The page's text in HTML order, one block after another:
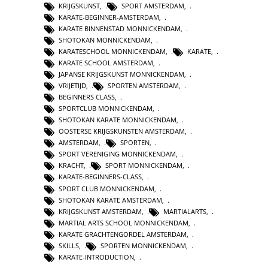
KRIJGSKUNST
SPORT AMSTERDAM
KARATE-BEGINNER-AMSTERDAM
KARATE BINNENSTAD MONNICKENDAM
SHOTOKAN MONNICKENDAM
KARATESCHOOL MONNICKENDAM
KARATE
KARATE SCHOOL AMSTERDAM
JAPANSE KRIJGSKUNST MONNICKENDAM
VRIJETIJD
SPORTEN AMSTERDAM
BEGINNERS CLASS,
SPORTCLUB MONNICKENDAM,
SHOTOKAN KARATE MONNICKENDAM,
OOSTERSE KRIJGSKUNSTEN AMSTERDAM,
AMSTERDAM, SPORTEN,
SPORT VERENIGING MONNICKENDAM,
KRACHT, SPORT MONNICKENDAM,
KARATE-BEGINNERS-CLASS,
SPORT CLUB MONNICKENDAM
SHOTOKAN KARATE AMSTERDAM
KRIJGSKUNST AMSTERDAM
MARTIALARTS
MARTIAL ARTS SCHOOL MONNICKENDAM
KARATE GRACHTENGORDEL AMSTERDAM
SKILLS
SPORTEN MONNICKENDAM
KARATE-INTRODUCTION